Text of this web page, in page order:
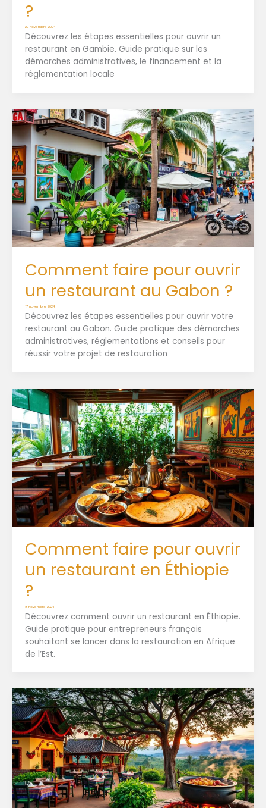
?
22 novembre 2024
Découvrez les étapes essentielles pour ouvrir un
restaurant en Gambie. Guide pratique sur les
démarches administratives, le financement et la
réglementation locale
Comment faire pour ouvrir
un restaurant au Gabon ?
17 novembre 2024
Découvrez les étapes essentielles pour ouvrir votre
restaurant au Gabon. Guide pratique des démarches
administratives, réglementations et conseils pour
réussir votre projet de restauration
Comment faire pour ouvrir
un restaurant en Éthiopie
?
8 novembre 2024
Découvrez comment ouvrir un restaurant en Éthiopie.
Guide pratique pour entrepreneurs français
souhaitant se lancer dans la restauration en Afrique
de l’Est.